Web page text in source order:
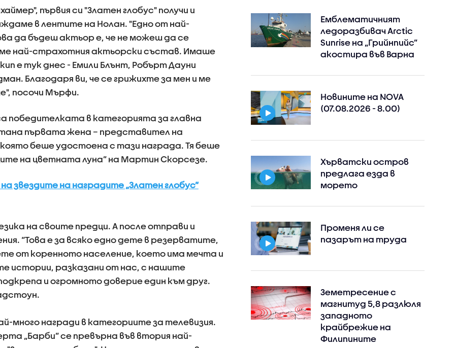
първия си "Златен глобус" получи и
в лентите на Нолан. "Едно от най-
да бъдеш актьор е, че не можеш да се
най-страхотния актьорски състав. Имаше
е тук днес - Емили Блънт, Робърт Дауни
Благодаря ви, че се грижихте за мен и ме
посочи Мърфи.
победителката в категорията за главна
първата жена – представител на
беше удостоена с тази награда. Тя беше
на цветната луна” на Мартин Скорсезе.
звездите на наградите „Златен глобус”
на своите предци. А после отправи и
“Това е за всяко едно дете в резерватите,
от коренното население, което има мечта и
истории, разказани от нас, с нашите
и огромното доверие един към друг.
много награди в категориите за телевизия.
„Барби” се превърна във втория най-
Емблематичният
ледоразбивач Arctic
Sunrise на „Грийнпийс”
акостира във Варна
Новините на NOVA
(07.08.2026 - 8.00)
Хърватски остров
предлага езда в
морето
Променя ли се
пазарът на труда
Земетресение с
магнитуд 5,8 разлюля
западното
крайбрежие на
Филипините